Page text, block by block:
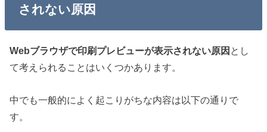
されない原因
Webブラウザで印刷プレビューが表示されない原因 とし
て考えられることはいくつかあります。
中でも一般的によく起こりがちな内容は以下の通りで
す。